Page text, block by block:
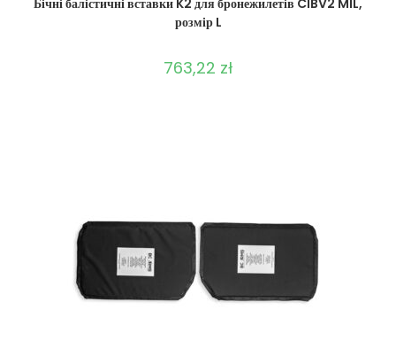
Бічні балістичні вставки K2 для бронежилетів CIBV2 MIL,
розмір L
763,22 zł